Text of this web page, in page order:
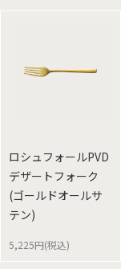
ロシュフォールPVD
デザートフォーク
(ゴールドオールサ
テン)
5,225円(税込)